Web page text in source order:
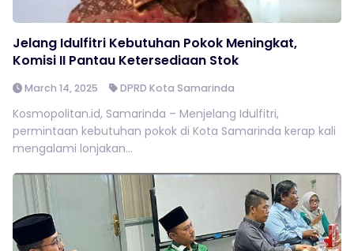
Jelang Idulfitri Kebutuhan Pokok Meningkat,
Komisi II Pantau Ketersediaan Stok
March 14, 2025 DPRD Kota Samarinda
Kosmopolitan.id, Samarinda – Menjelang Idulfitri,
permintaan kebutuhan pokok di Kota Samarinda kerap kali
mengalami lonjakan...